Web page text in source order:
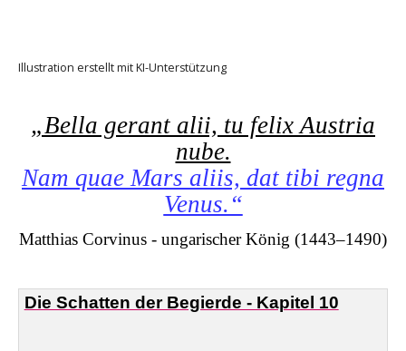
Illustration erstellt mit KI-Unterstützung
„Bella gerant alii, tu felix Austria
nube.
Nam quae Mars aliis, dat tibi regna
Venus.“
Matthias Corvinus - ungarischer König (1443–1490)
Die Schatten der Begierde - Kapitel 10